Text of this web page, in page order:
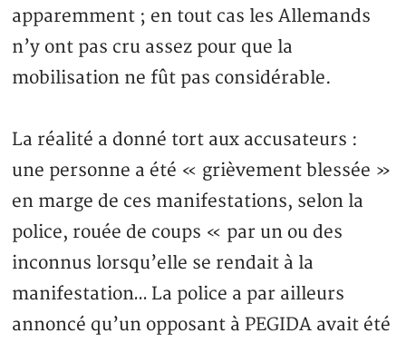
apparemment ; en tout cas les Allemands
n’y ont pas cru assez pour que la
mobilisation ne fût pas considérable.
La réalité a donné tort aux accusateurs :
une personne a été « grièvement blessée »
en marge de ces manifestations, selon la
police, rouée de coups « par un ou des
inconnus lorsqu’elle se rendait à la
manifestation… La police a par ailleurs
annoncé qu’un opposant à PEGIDA avait été